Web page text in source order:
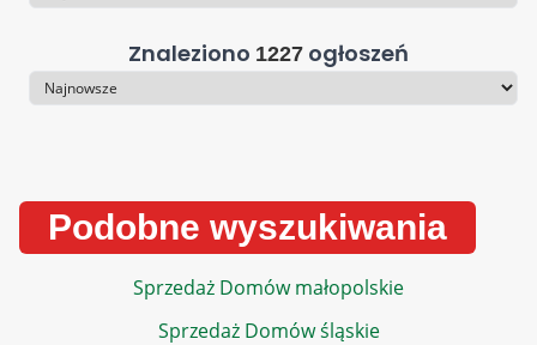
Znaleziono 1227 ogłoszeń
Sortowanie
Podobne wyszukiwania
Sprzedaż Domów małopolskie
Sprzedaż Domów śląskie